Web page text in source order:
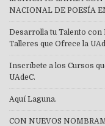
NACIONAL DE POESÍA
Desarrolla tu Talento
Talleres que Ofrece la
Inscríbete a los Cursos
UAdeC.
Aquí Laguna.
CON NUEVOS